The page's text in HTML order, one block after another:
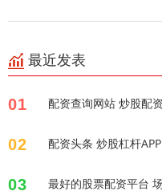
最近发表
01 配资查询网站 炒股配
02 配资头条 炒股杠杆
03 最好的股票配资平台